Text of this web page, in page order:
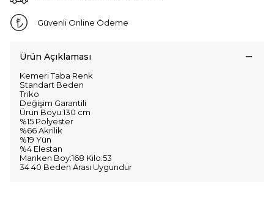
Güvenli Online Ödeme
Ürün Açıklaması
Kemeri Taba Renk
Standart Beden
Triko
Değişim Garantili
Ürün Boyu:130 cm
%15 Polyester
%66 Akrilik
%19 Yün
%4 Elestan
Manken Boy:168 Kilo:53
34 40 Beden Arası Uygundur